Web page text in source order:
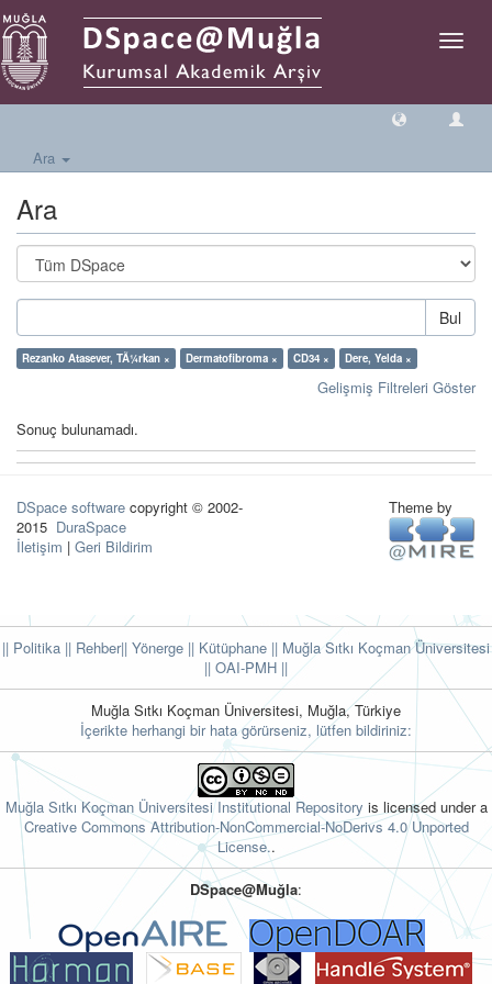
Geçiş
Ara
Ara
Bul
Rezanko Atasever, TÃ¼rkan × Dermatofibroma × CD34 × Dere, Yelda ×
Gelişmiş Filtreleri Göster
Sonuç bulunamadı.
DSpace software copyright © 2002-
2015 DuraSpace
İletişim | Geri Bildirim
Theme by
|| Politika || Rehber|| Yönerge || Kütüphane || Muğla Sıtkı Koçman Üniversitesi
|| OAI-PMH ||
Muğla Sıtkı Koçman Üniversitesi, Muğla, Türkiye
İçerikte herhangi bir hata görürseniz, lütfen bildiriniz:
Muğla Sıtkı Koçman Üniversitesi Institutional Repository is licensed under a
Creative Commons Attribution-NonCommercial-NoDerivs 4.0 Unported
License..
DSpace@Muğla: